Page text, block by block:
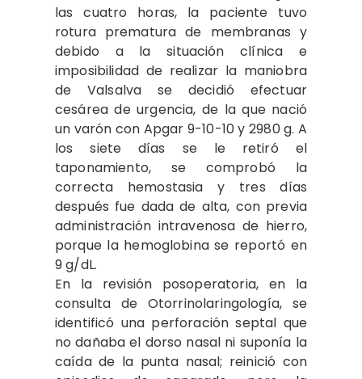
las cuatro horas, la paciente tuvo
rotura prematura de membranas y
debido a la situación clínica e
imposibilidad de realizar la maniobra
de Valsalva se decidió efectuar
cesárea de urgencia, de la que nació
un varón con Apgar 9-10-10 y 2980 g. A
los siete días se le retiró el
taponamiento, se comprobó la
correcta hemostasia y tres días
después fue dada de alta, con previa
administración intravenosa de hierro,
porque la hemoglobina se reportó en
9 g/dL.
En la revisión posoperatoria, en la
consulta de Otorrinolaringología, se
identificó una perforación septal que
no dañaba el dorso nasal ni suponía la
caída de la punta nasal; reinició con